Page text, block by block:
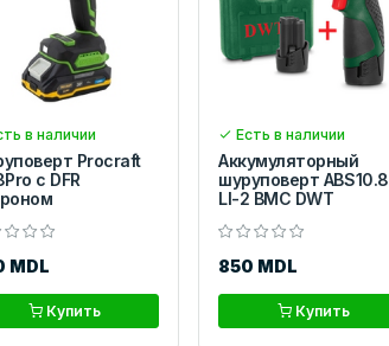
в наличии
Procraft
с DFR
MDL
Купить
Есть в наличии
Аккумуляторный
шуруповерт ABS10.8
LI-2 BMC DWT
850 MDL
Купить